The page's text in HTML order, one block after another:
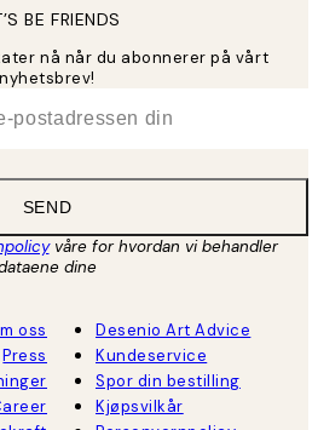
BE FRIENDS
nå når du abonnerer på vårt
nyhetsbrev!
SEND
våre for hvordan vi behandler
dine
oss
Press
Desenio Art Advice
Kundeservice
Spor din bestilling
Kjøpsvilkår